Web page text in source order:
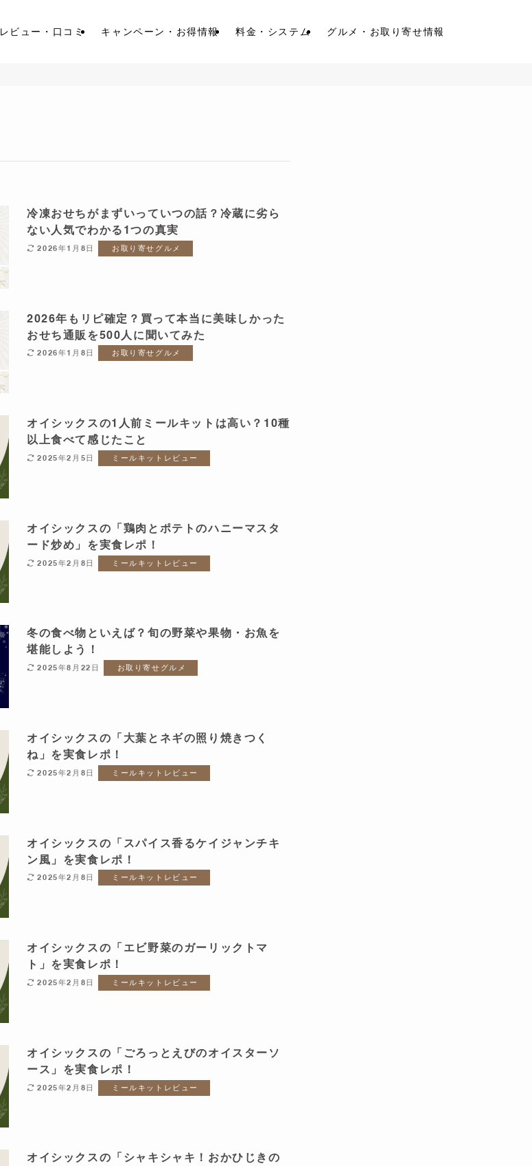
レビュー・口コミ キャンペーン・お得情報 料金・システム グルメ・お取り寄せ情報
冷凍おせちがまずいっていつの話？冷蔵に劣ら
ない人気でわかる1つの真実
2026年1月8日 お取り寄せグルメ
2026年もリピ確定？買って本当に美味しかった
おせち通販を500人に聞いてみた
2026年1月8日 お取り寄せグルメ
オイシックスの1人前ミールキットは高い？10種
以上食べて感じたこと
2025年2月5日 ミールキットレビュー
オイシックスの「鶏肉とポテトのハニーマスタ
ード炒め」を実食レポ！
2025年2月8日 ミールキットレビュー
冬の食べ物といえば？旬の野菜や果物・お魚を
堪能しよう！
2025年8月22日 お取り寄せグルメ
オイシックスの「大葉とネギの照り焼きつく
ね」を実食レポ！
2025年2月8日 ミールキットレビュー
オイシックスの「スパイス香るケイジャンチキ
ン風」を実食レポ！
2025年2月8日 ミールキットレビュー
オイシックスの「エビ野菜のガーリックトマ
ト」を実食レポ！
2025年2月8日 ミールキットレビュー
オイシックスの「ごろっとえびのオイスターソ
ース」を実食レポ！
2025年2月8日 ミールキットレビュー
オイシックスの「シャキシャキ！おかひじきの